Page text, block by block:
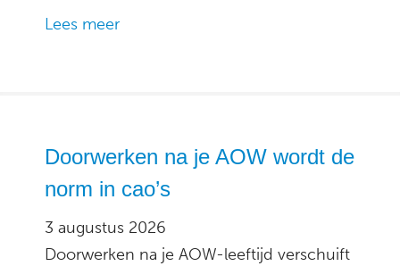
Lees meer
Doorwerken na je AOW wordt de
norm in cao’s
3 augustus 2026
Doorwerken na je AOW-leeftijd verschuift